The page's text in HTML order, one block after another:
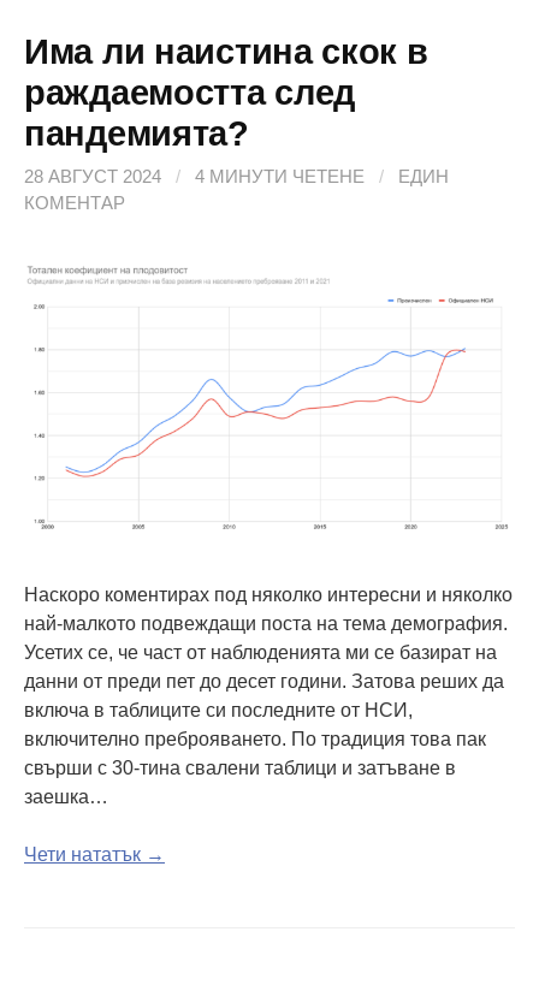
Има ли наистина скок в
раждаемостта след
пандемията?
28 АВГУСТ 2024 / 4 МИНУТИ ЧЕТЕНЕ /
ЕДИН
КОМЕНТАР
Наскоро коментирах под няколко интересни и няколко
най-малкото подвеждащи поста на тема демография.
Усетих се, че част от наблюденията ми се базират на
данни от преди пет до десет години. Затова реших да
включа в таблиците си последните от НСИ,
включително преброяването. По традиция това пак
свърши с 30-тина свалени таблици и затъване в
заешка…
Чети нататък →